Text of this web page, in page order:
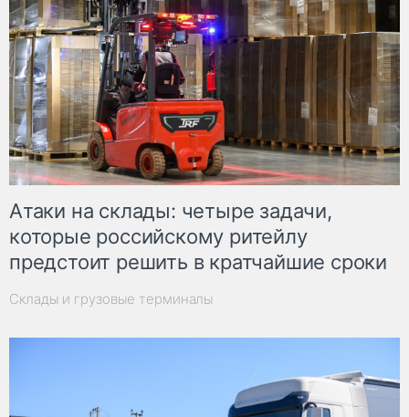
Атаки на склады: четыре задачи,
которые российскому ритейлу
предстоит решить в кратчайшие сроки
Склады и грузовые терминалы